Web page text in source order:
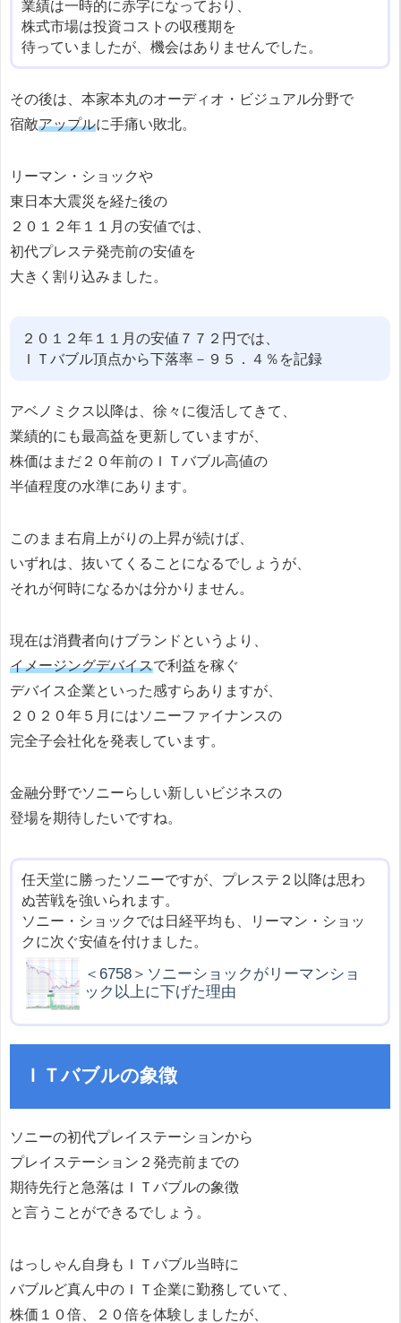
業績は一時的に赤字になっており、
株式市場は投資コストの収穫期を
待っていましたが、機会はありませんでした。
その後は、本家本丸のオーディオ・ビジュアル分野で
宿敵アップルに手痛い敗北。
リーマン・ショックや
東日本大震災を経た後の
２０１２年１１月の安値では、
初代プレステ発売前の安値を
大きく割り込みました。
２０１２年１１月の安値７７２円では、
ＩＴバブル頂点から下落率－９５．４％を記録
アベノミクス以降は、徐々に復活してきて、
業績的にも最高益を更新していますが、
株価はまだ２０年前のＩＴバブル高値の
半値程度の水準にあります。
このまま右肩上がりの上昇が続けば、
いずれは、抜いてくることになるでしょうが、
それが何時になるかは分かりません。
現在は消費者向けブランドというより、
イメージングデバイスで利益を稼ぐ
デバイス企業といった感すらありますが、
２０２０年５月にはソニーファイナンスの
完全子会社化を発表しています。
金融分野でソニーらしい新しいビジネスの
登場を期待したいですね。
任天堂に勝ったソニーですが、プレステ２以降は思わ
ぬ苦戦を強いられます。
ソニー・ショックでは日経平均も、リーマン・ショッ
クに次ぐ安値を付けました。
＜6758＞ソニーショックがリーマンショ
ック以上に下げた理由
ＩＴバブルの象徴
ソニーの初代プレイステーションから
プレイステーション２発売前までの
期待先行と急落はＩＴバブルの象徴
と言うことができるでしょう。
はっしゃん自身もＩＴバブル当時に
バブルど真ん中のＩＴ企業に勤務していて、
株価１０倍、２０倍を体験しましたが、